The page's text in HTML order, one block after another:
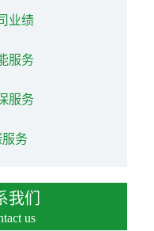
业绩
服务
服务
服务
我们
us